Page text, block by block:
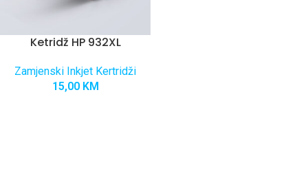
Ketridž HP 932XL
Zamjenski Inkjet Kertridži
15,00 KM